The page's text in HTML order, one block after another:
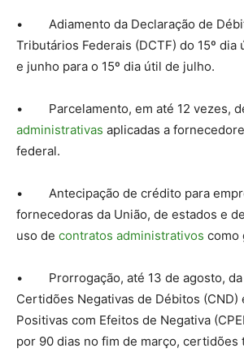
• Adiamento da Declaração de
Tributários Federais (DCTF) do 15º dia
e junho para o 15º dia útil de julho.
• Parcelamento, em até 12 vezes,
administrativas aplicadas a
federal.
• Antecipação de crédito para
fornecedoras da União, de estados e
uso de contratos administrativos como
• Prorrogação, até 13 de agosto, da
Certidões Negativas de Débitos (CND)
Positivas com Efeitos de Negativa
por 90 dias no fim de março, certidões